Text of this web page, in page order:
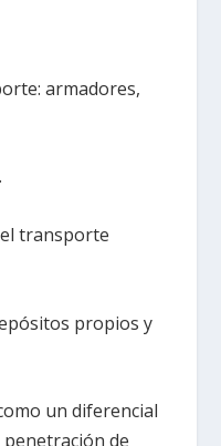
armadores,
transporte
propios y
un diferencial
de